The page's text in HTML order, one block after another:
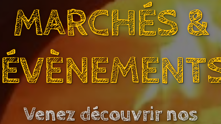
MARCHÉS &
Venez découvrir nos